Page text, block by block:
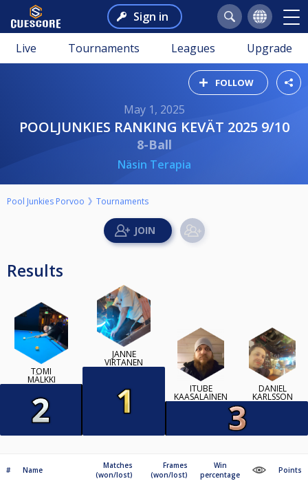
Sign in
Live Tournaments Leagues Upgrade
FOLLOW
May 1, 2025
POOLJUNKIES RANKING KEVÄT 2025 9/10
8-Ball
Näsin Terapia
Pool Junkies Porvoo Tournaments
Results
TOMI
MÄLKKI
JANNE
VIRTANEN
ITUBE
KAASALAINEN
DANIEL
KARLSSON
# Name
Matches
(won/lost)
Frames
(won/lost)
Win
percentage
Points